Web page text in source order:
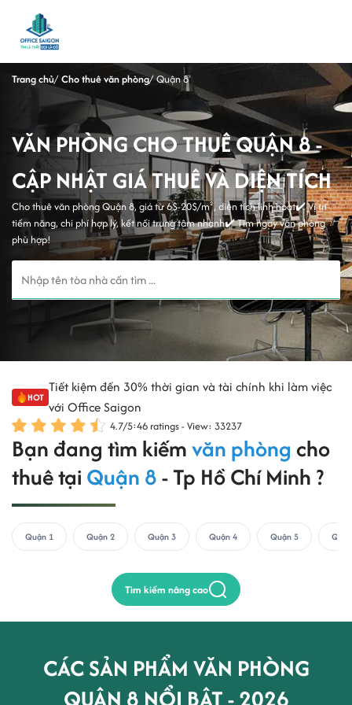
Trang chủ Cho thuê văn phòng Quận 8
VĂN PHÒNG CHO THUÊ QUẬN 8 -
CẬP NHẬT GIÁ THUÊ VÀ DIỆN TÍCH
Cho thuê văn phòng Quận 8, giá từ 6$-20$/m², diện tích linh hoạt✔️ Vị trí
tiềm năng, chi phí hợp lý, kết nối trung tâm nhanh✔️ Tìm ngay văn phòng
phù hợp!
HOT
Tiết kiệm đến 30% thời gian và tài chính khi làm việc
với Office Saigon
4.7/5:46 ratings - View: 33237
Bạn đang tìm kiếmvăn phòng cho
thuê tại Quận 8- Tp Hồ Chí Minh ?
Quận 1 Quận 2 Quận 3 Quận 4 Quận 5
Tìm kiếm nâng cao
CÁC SẢN PHẨM VĂN PHÒNG
QUẬN 8 NỔI BẬT - 2026